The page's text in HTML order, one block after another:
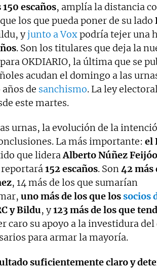
escaños, amplía la distancia
los que pueda poner de su lado
yjunto a Voxpodría tejer una
. Son los titulares que deja la
OKDIARIO, la última que se
acudan el domingo a las
de sanchismo. La ley
este martes.
urnas, la evolución de la
La más importante: el
que lideraAlberto Núñez Feijóo
reportará152 escaños. Son42 más
, 14 más de los que sumarían
uno más de los que lossocios
y Bildu, y123 más de los que
caro su apoyo a la investidura
para armar la mayoría.
suficientemente claro y